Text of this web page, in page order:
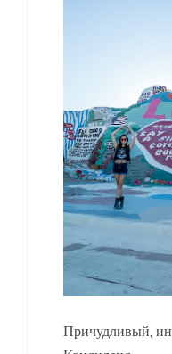
Причудливый,